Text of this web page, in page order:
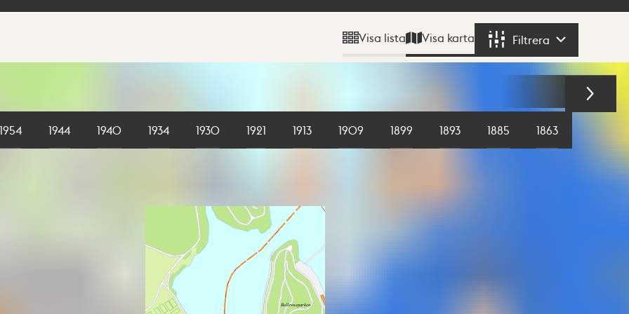
Visa lista Visa karta Filtrera
1954 1944 1940 1934 1930 1921 1913 1909 1899 1893 1885 1863